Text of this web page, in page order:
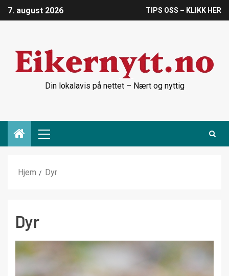
7. august 2026 TIPS OSS – KLIKK HER
Din lokalavis på nettet – Nært og nyttig
Hjem Dyr
Dyr